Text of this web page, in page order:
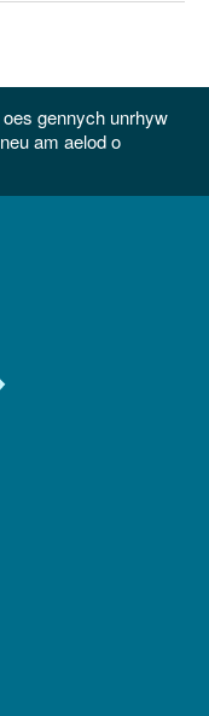
gennych unrhyw
am aelod o